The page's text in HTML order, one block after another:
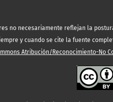
no necesariamente reflejan la
y cuando se cite la fuente
Atribución/Reconocimiento-No